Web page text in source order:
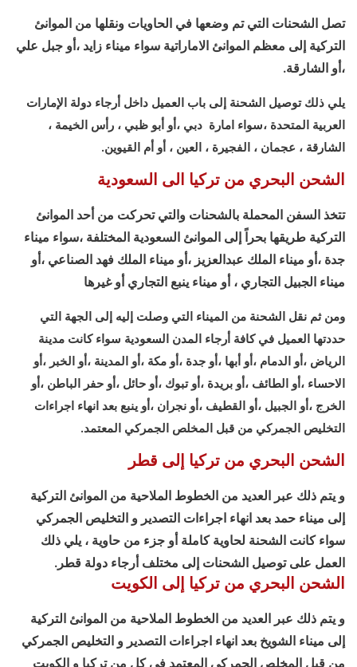
تصل الشحنات التي تم وضعها في الحاويات ونقلها من الموانئ
التركية إلى معظم الموانئ الاماراتية سواء ميناء زايد ،أو جبل علي
،أو الشارقة.
يلي ذلك توصيل الشحنة إلى باب العميل داخل أرجاء دولة الإمارات
العربية المتحدة ،سواء امارة دبي ،أو أبو ظبي ، رأس الخيمة ،
الشارقة ، عجمان ، الفجيرة ، العين ، أو أم القيوين.
الشحن البحري من تركيا الى السعودية
تتخذ السفن المحملة بالشحنات والتي تحركت من أحد الموانئ
التركية طريقها بحراً إلى الموانئ السعودية المختلفة ،سواء ميناء
جدة ،أو ميناء الملك عبدالعزيز ،أو ميناء الملك فهد الصناعي ،أو
ميناء الجبيل التجاري ، أو ميناء ينبع التجاري أو غيرها
ومن ثم نقل الشحنة من الميناء التي وصلت إليه إلى الجهة التي
حددتها العميل في كافة أرجاء المدن السعودية سواء كانت مدينة
الرياض ،أو الدمام ،أو أبها ،أو جدة ،أو مكة ،أو المدينة ،أو الخبر ،أو
الاحساء ،أو الطائف ،أو بريدة ،أو تبوك ،أو حائل ،أو حفر الباطن ،أو
الخرج ،أو الجبيل ،أو القطيف ،أو نجران ،أو ينبع بعد انهاء اجراءات
التخليص الجمركي من قبل المخلص الجمركي المعتمد.
الشحن البحري من تركيا إلى قطر
و يتم ذلك عبر العديد من الخطوط الملاحية من الموانئ التركية
إلى ميناء حمد بعد انهاء اجراءات التصدير و التخليص الجمركي
سواء كانت الشحنة لحاوية كاملة أو جزء من حاوية ، يلي ذلك
العمل على توصيل الشحنات إلى مختلف أرجاء دولة قطر.
الشحن البحري من تركيا إلى الكويت
و يتم ذلك عبر العديد من الخطوط الملاحية من الموانئ التركية
إلى ميناء الشويخ بعد انهاء اجراءات التصدير و التخليص الجمركي
من قبل المخلص الجمركي المعتمد في كل من تركيا و الكويت